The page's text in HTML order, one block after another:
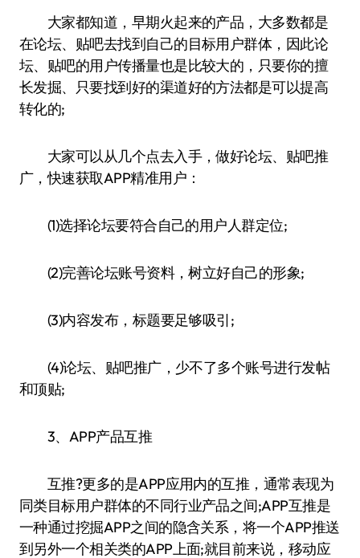
大家都知道，早期火起来的产品，大多数都是
在论坛、贴吧去找到自己的目标用户群体，因此论
坛、贴吧的用户传播量也是比较大的，只要你的擅
长发掘、只要找到好的渠道好的方法都是可以提高
转化的;
大家可以从几个点去入手，做好论坛、贴吧推
广，快速获取APP精准用户：
(1)选择论坛要符合自己的用户人群定位;
(2)完善论坛账号资料，树立好自己的形象;
(3)内容发布，标题要足够吸引;
(4)论坛、贴吧推广，少不了多个账号进行发帖
和顶贴;
3、APP产品互推
互推?更多的是APP应用内的互推，通常表现为
同类目标用户群体的不同行业产品之间;APP互推是
一种通过挖掘APP之间的隐含关系，将一个APP推送
到另外一个相关类的APP上面;就目前来说，移动应